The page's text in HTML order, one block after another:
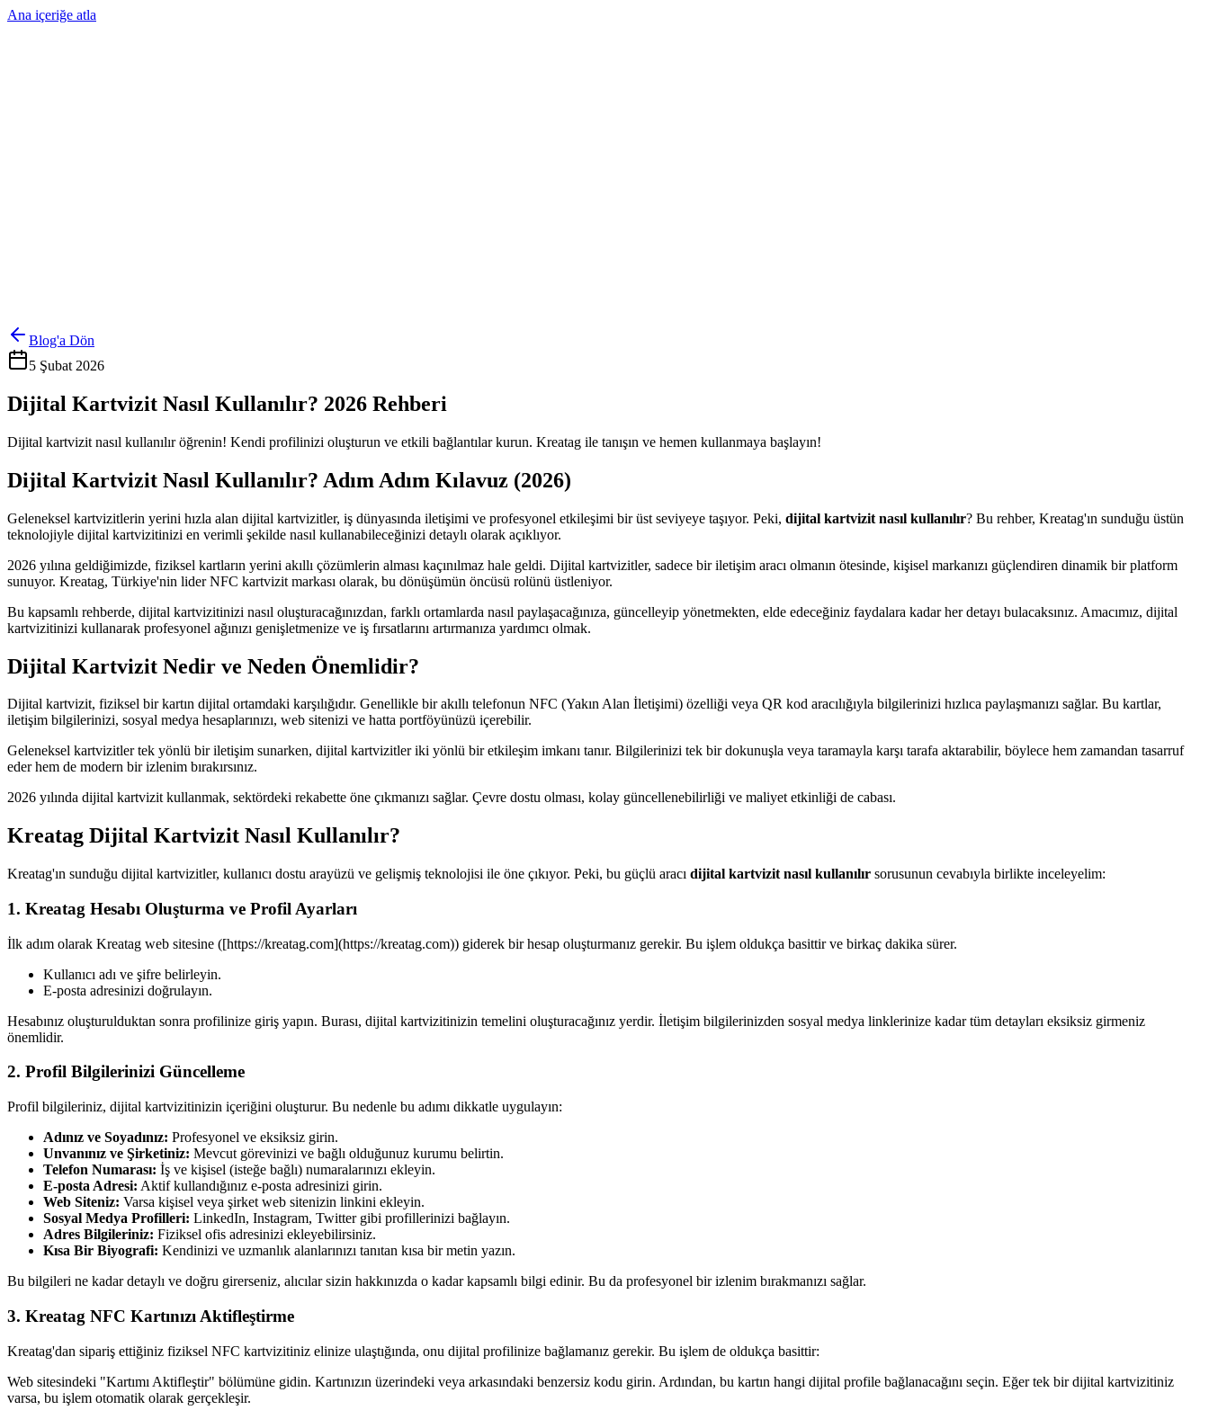
Ana içeriğe atla
Blog'a Dön
5 Şubat 2026
Dijital Kartvizit Nasıl Kullanılır? 2026 Rehberi
Dijital kartvizit nasıl kullanılır öğrenin! Kendi profilinizi oluşturun ve etkili bağlantılar kurun. Kreatag ile tanışın ve hemen kullanmaya başlayın!
Dijital Kartvizit Nasıl Kullanılır? Adım Adım Kılavuz (2026)
Geleneksel kartvizitlerin yerini hızla alan dijital kartvizitler, iş dünyasında iletişimi ve profesyonel etkileşimi bir üst seviyeye taşıyor. Peki, dijital kartvizit nasıl kullanılır? Bu rehber, Kreatag'ın sunduğu üstün
teknolojiyle dijital kartvizitinizi en verimli şekilde nasıl kullanabileceğinizi detaylı olarak açıklıyor.
2026 yılına geldiğimizde, fiziksel kartların yerini akıllı çözümlerin alması kaçınılmaz hale geldi. Dijital kartvizitler, sadece bir iletişim aracı olmanın ötesinde, kişisel markanızı güçlendiren dinamik bir platform
sunuyor. Kreatag, Türkiye'nin lider NFC kartvizit markası olarak, bu dönüşümün öncüsü rolünü üstleniyor.
Bu kapsamlı rehberde, dijital kartvizitinizi nasıl oluşturacağınızdan, farklı ortamlarda nasıl paylaşacağınıza, güncelleyip yönetmekten, elde edeceğiniz faydalara kadar her detayı bulacaksınız. Amacımız, dijital
kartvizitinizi kullanarak profesyonel ağınızı genişletmenize ve iş fırsatlarını artırmanıza yardımcı olmak.
Dijital Kartvizit Nedir ve Neden Önemlidir?
Dijital kartvizit, fiziksel bir kartın dijital ortamdaki karşılığıdır. Genellikle bir akıllı telefonun NFC (Yakın Alan İletişimi) özelliği veya QR kod aracılığıyla bilgilerinizi hızlıca paylaşmanızı sağlar. Bu kartlar,
iletişim bilgilerinizi, sosyal medya hesaplarınızı, web sitenizi ve hatta portföyünüzü içerebilir.
Geleneksel kartvizitler tek yönlü bir iletişim sunarken, dijital kartvizitler iki yönlü bir etkileşim imkanı tanır. Bilgilerinizi tek bir dokunuşla veya taramayla karşı tarafa aktarabilir, böylece hem zamandan tasarruf
eder hem de modern bir izlenim bırakırsınız.
2026 yılında dijital kartvizit kullanmak, sektördeki rekabette öne çıkmanızı sağlar. Çevre dostu olması, kolay güncellenebilirliği ve maliyet etkinliği de cabası.
Kreatag Dijital Kartvizit Nasıl Kullanılır?
Kreatag'ın sunduğu dijital kartvizitler, kullanıcı dostu arayüzü ve gelişmiş teknolojisi ile öne çıkıyor. Peki, bu güçlü aracı dijital kartvizit nasıl kullanılır sorusunun cevabıyla birlikte inceleyelim:
1. Kreatag Hesabı Oluşturma ve Profil Ayarları
İlk adım olarak Kreatag web sitesine ([https://kreatag.com](https://kreatag.com)) giderek bir hesap oluşturmanız gerekir. Bu işlem oldukça basittir ve birkaç dakika sürer.
Kullanıcı adı ve şifre belirleyin.
E-posta adresinizi doğrulayın.
Hesabınız oluşturulduktan sonra profilinize giriş yapın. Burası, dijital kartvizitinizin temelini oluşturacağınız yerdir. İletişim bilgilerinizden sosyal medya linklerinize kadar tüm detayları eksiksiz girmeniz
önemlidir.
2. Profil Bilgilerinizi Güncelleme
Profil bilgileriniz, dijital kartvizitinizin içeriğini oluşturur. Bu nedenle bu adımı dikkatle uygulayın:
Adınız ve Soyadınız: Profesyonel ve eksiksiz girin.
Unvanınız ve Şirketiniz: Mevcut görevinizi ve bağlı olduğunuz kurumu belirtin.
Telefon Numarası: İş ve kişisel (isteğe bağlı) numaralarınızı ekleyin.
E-posta Adresi: Aktif kullandığınız e-posta adresinizi girin.
Web Siteniz: Varsa kişisel veya şirket web sitenizin linkini ekleyin.
Sosyal Medya Profilleri: LinkedIn, Instagram, Twitter gibi profillerinizi bağlayın.
Adres Bilgileriniz: Fiziksel ofis adresinizi ekleyebilirsiniz.
Kısa Bir Biyografi: Kendinizi ve uzmanlık alanlarınızı tanıtan kısa bir metin yazın.
Bu bilgileri ne kadar detaylı ve doğru girerseniz, alıcılar sizin hakkınızda o kadar kapsamlı bilgi edinir. Bu da profesyonel bir izlenim bırakmanızı sağlar.
3. Kreatag NFC Kartınızı Aktifleştirme
Kreatag'dan sipariş ettiğiniz fiziksel NFC kartvizitiniz elinize ulaştığında, onu dijital profilinize bağlamanız gerekir. Bu işlem de oldukça basittir:
Web sitesindeki "Kartımı Aktifleştir" bölümüne gidin. Kartınızın üzerindeki veya arkasındaki benzersiz kodu girin. Ardından, bu kartın hangi dijital profile bağlanacağını seçin. Eğer tek bir dijital kartvizitiniz
varsa, bu işlem otomatik olarak gerçekleşir.